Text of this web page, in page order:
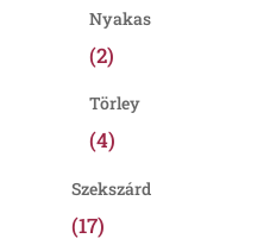
Nyakas
(2)
Törley
(4)
Szekszárd
(17)